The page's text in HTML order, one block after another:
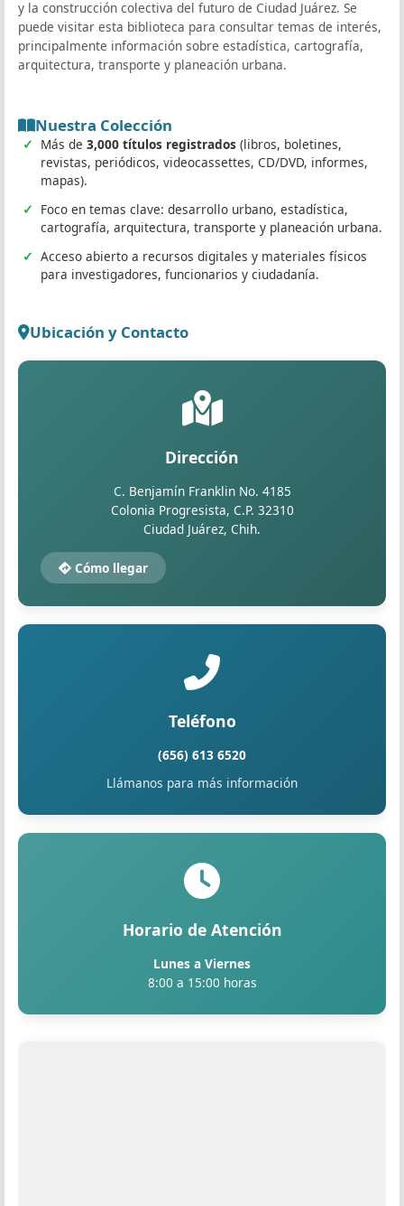
y la construcción colectiva del futuro de Ciudad Juárez. Se
puede visitar esta biblioteca para consultar temas de interés,
principalmente información sobre estadística, cartografía,
arquitectura, transporte y planeación urbana.
Nuestra Colección
Más de 3,000 títulos registrados (libros, boletines,
revistas, periódicos, videocassettes, CD/DVD, informes,
mapas).
Foco en temas clave: desarrollo urbano, estadística,
cartografía, arquitectura, transporte y planeación urbana.
Acceso abierto a recursos digitales y materiales físicos
para investigadores, funcionarios y ciudadanía.
Ubicación y Contacto
Dirección
C. Benjamín Franklin No. 4185
Colonia Progresista, C.P. 32310
Ciudad Juárez, Chih.
Cómo llegar
Teléfono
(656) 613 6520
Llámanos para más información
Horario de Atención
Lunes a Viernes
8:00 a 15:00 horas